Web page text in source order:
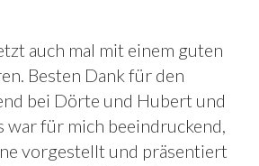
auch mal mit einem guten
Besten Dank für den
bei Dörte und Hubert und
war für mich beeindruckend,
vorgestellt und präsentiert